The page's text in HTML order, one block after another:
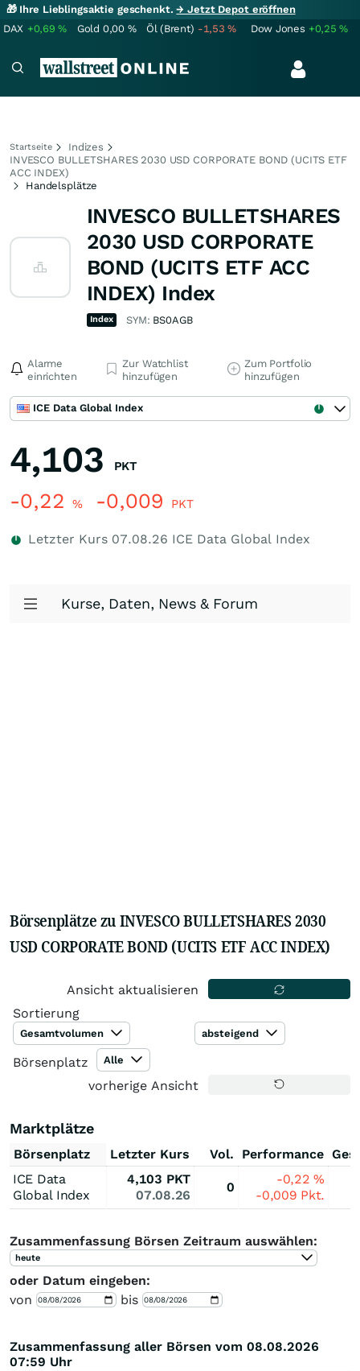
🎁 Ihre Lieblingsaktie geschenkt.→ Jetzt Depot eröffnen
DAX +0,69% Gold 0,00 % Öl (Brent) -1,53% Dow Jones +0,25%
Startseite
Indizes
INVESCO BULLETSHARES 2030 USD CORPORATE BOND (UCITS ETF
ACC INDEX)
Handelsplätze
INVESCO BULLETSHARES
2030 USD CORPORATE
BOND (UCITS ETF ACC
INDEX) Index
Index SYM: BS0AGB
Alarme
einrichten
Zur Watchlist
hinzufügen
Zum Portfolio
hinzufügen
ICE Data Global Index
4,103 PKT
-0,22 % -0,009 PKT
Letzter Kurs 07.08.26 ICE Data Global Index
Kurse, Daten, News & Forum
Börsenplätze zu INVESCO BULLETSHARES 2030
USD CORPORATE BOND (UCITS ETF ACC INDEX)
Ansicht aktualisieren
Sortierung
Gesamtvolumen absteigend
Börsenplatz Alle
vorherige Ansicht
Marktplätze
Börsenplatz Letzter Kurs Vol. Performance
ICE Data
Global Index
4,103 PKT
07.08.26
0
-0,22%
-0,009 Pkt.
Zusammenfassung Börsen Zeitraum auswählen:
heute
oder Datum eingeben:
von
bis
Zusammenfassung aller Börsen vom 08.08.2026
07:59 Uhr